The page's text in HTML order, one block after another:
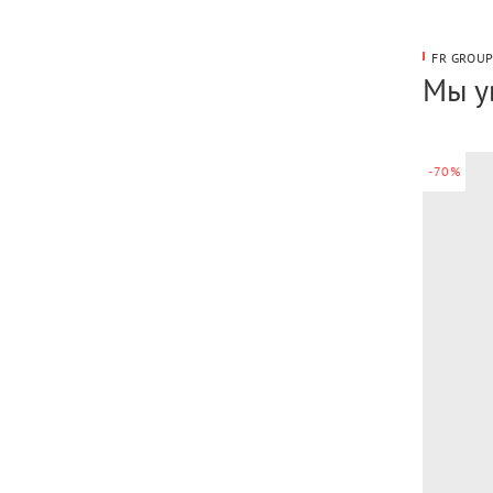
FR
Мы
-70%